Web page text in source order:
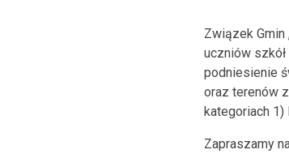
Związek Gmin
uczniów
podniesienie
oraz terenów
kategoriach 1)
Zapraszamy